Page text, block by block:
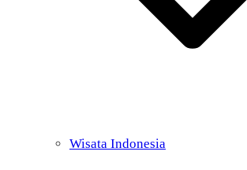
Wisata Indonesia